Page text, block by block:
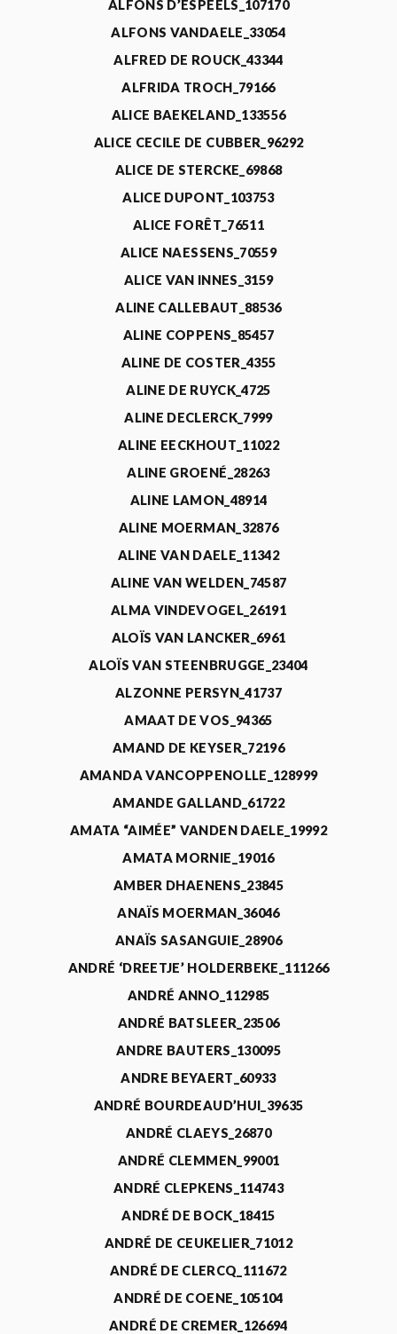
ALFONS D’ESPEELS_107170
ALFONS VANDAELE_33054
ALFRED DE ROUCK_43344
ALFRIDA TROCH_79166
ALICE BAEKELAND_133556
ALICE CECILE DE CUBBER_96292
ALICE DE STERCKE_69868
ALICE DUPONT_103753
ALICE FORÊT_76511
ALICE NAESSENS_70559
ALICE VAN INNES_3159
ALINE CALLEBAUT_88536
ALINE COPPENS_85457
ALINE DE COSTER_4355
ALINE DE RUYCK_4725
ALINE DECLERCK_7999
ALINE EECKHOUT_11022
ALINE GROENÉ_28263
ALINE LAMON_48914
ALINE MOERMAN_32876
ALINE VAN DAELE_11342
ALINE VAN WELDEN_74587
ALMA VINDEVOGEL_26191
ALOÏS VAN LANCKER_6961
ALOÏS VAN STEENBRUGGE_23404
ALZONNE PERSYN_41737
AMAAT DE VOS_94365
AMAND DE KEYSER_72196
AMANDA VANCOPPENOLLE_128999
AMANDE GALLAND_61722
AMATA “AIMÉE” VANDEN DAELE_19992
AMATA MORNIE_19016
AMBER DHAENENS_23845
ANAÏS MOERMAN_36046
ANAÏS SASANGUIE_28906
ANDRÉ ‘DREETJE’ HOLDERBEKE_111266
ANDRÉ ANNO_112985
ANDRÉ BATSLEER_23506
ANDRE BAUTERS_130095
ANDRE BEYAERT_60933
ANDRÉ BOURDEAUD’HUI_39635
ANDRÉ CLAEYS_26870
ANDRÉ CLEMMEN_99001
ANDRÉ CLEPKENS_114743
ANDRÉ DE BOCK_18415
ANDRÉ DE CEUKELIER_71012
ANDRÉ DE CLERCQ_111672
ANDRÉ DE COENE_105104
ANDRÉ DE CREMER_126694